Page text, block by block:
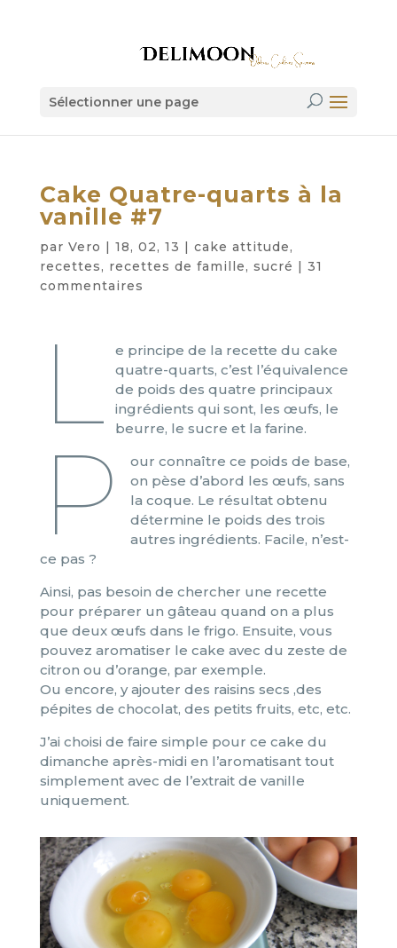
Sélectionner une page
Cake Quatre-quarts à la
vanille #7
par Vero | 18, 02, 13 | cake attitude,
recettes, recettes de famille, sucré | 31
commentaires
L
e principe de la recette du cake
quatre-quarts, c’est l’équivalence
de poids des quatre principaux
ingrédients qui sont, les œufs, le
beurre, le sucre et la farine.
P
our connaître ce poids de base,
on pèse d’abord les œufs, sans
la coque. Le résultat obtenu
détermine le poids des trois
autres ingrédients. Facile, n’est-
ce pas ?
Ainsi, pas besoin de chercher une recette
pour préparer un gâteau quand on a plus
que deux œufs dans le frigo. Ensuite, vous
pouvez aromatiser le cake avec du zeste de
citron ou d’orange, par exemple.
Ou encore, y ajouter des raisins secs ,des
pépites de chocolat, des petits fruits, etc, etc.
J’ai choisi de faire simple pour ce cake du
dimanche après-midi en l’aromatisant tout
simplement avec de l’extrait de vanille
uniquement.